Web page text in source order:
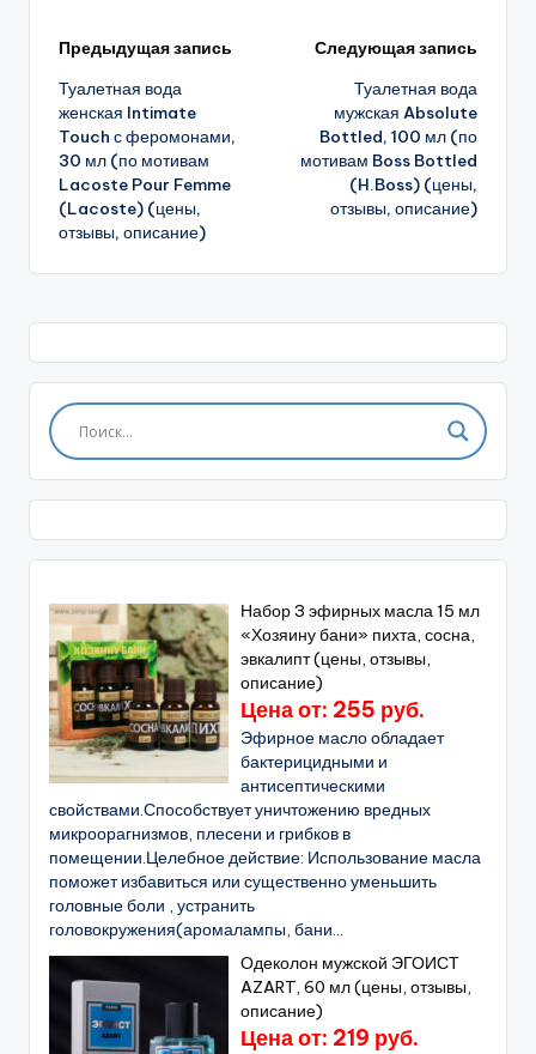
Навигация
записи
Предыдущая запись
Туалетная вода
женская Intimate
Touch с феромонами,
30 мл (по мотивам
Lacoste Pour Femme
(Lacoste) (цены,
отзывы, описание)
Следующая запись
Туалетная вода
мужская Absolute
Bottled, 100 мл (по
мотивам Boss Bottled
(H.Boss) (цены,
отзывы, описание)
Набор 3 эфирных масла 15 мл
«Хозяину бани» пихта, сосна,
эвкалипт (цены, отзывы,
описание)
Цена от: 255 руб.
Эфирное масло обладает
бактерицидными и
антисептическими
свойствами.Способствует уничтожению вредных
микроорагнизмов, плесени и грибков в
помещении.Целебное действие: Использование масла
поможет избавиться или существенно уменьшить
головные боли , устранить
головокружения(аромалампы, бани...
Одеколон мужской ЭГОИСТ
AZART, 60 мл (цены, отзывы,
описание)
Цена от: 219 руб.